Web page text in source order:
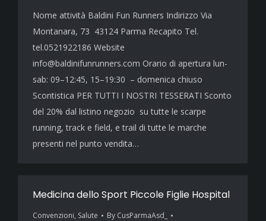
Nome attività Baldini Fun Runners Indirizzo Via
Montanara, 73 43124 Parma Recapito Tel.
tel.0521922186 Website
info@baldinifunrunners.com Orario di apertura lun-
sab: 09–12:45, 15–19:30 – domenica chiuso
Scontistica PER TUTTI I NOSTRI TESSERATI Sconto
del 20% dal listino negozio su tutte le scarpe
running, track e field, e trail di tutte le marche
presenti nel punto vendita…
Medicina dello Sport Piccole Figlie Hospital
Convenzioni, Salute By CusParmaAsd_